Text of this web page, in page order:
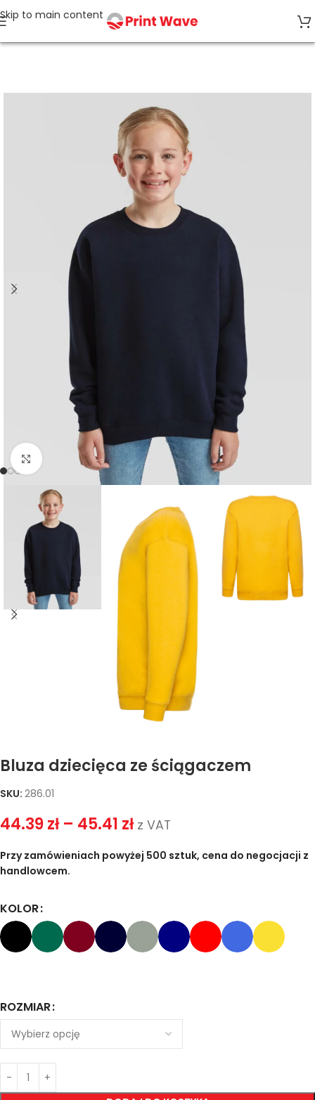
Skip to main content
Kliknij, aby powiększyć
Bluza dziecięca ze ściągaczem
SKU: 286.01
44.39zł – 45.41 zł z VAT
Przy zamówieniach powyżej 500 sztuk, cena do negocjacji z
handlowcem.
KOLOR
ROZMIAR